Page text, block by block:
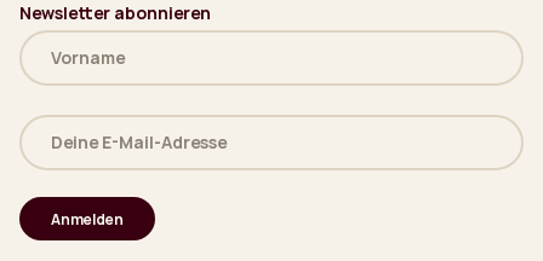
Newsletter abonnieren
Name
(erforderlich)
Deine
E-
Mail-
(erforderlich)